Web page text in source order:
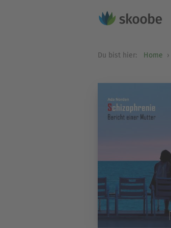
Du bist hier: Home